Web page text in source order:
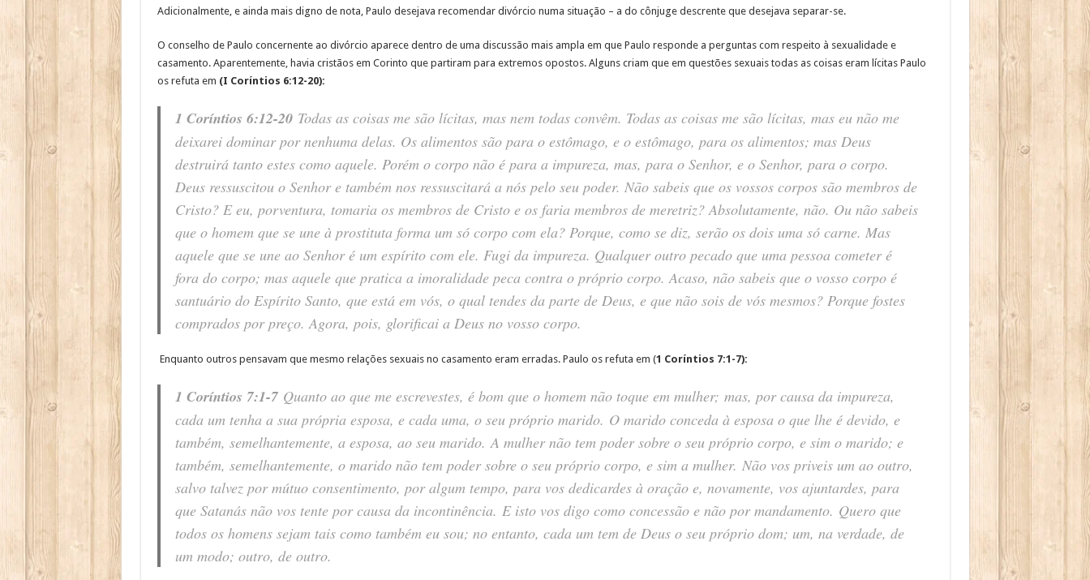
Adicionalmente, e ainda mais digno de nota, Paulo desejava recomendar divórcio numa situação – a do cônjuge descrente que desejava separar-se.
O conselho de Paulo concernente ao divórcio aparece dentro de uma discussão mais ampla em que Paulo responde a perguntas com respeito à sexualidade e
casamento. Aparentemente, havia cristãos em Corinto que partiram para extremos opostos. Alguns criam que em questões sexuais todas as coisas eram lícitas Paulo
os refuta em (I Coríntios 6:12-20):
1 Coríntios 6:12-20Todas as coisas me são lícitas, mas nem todas convêm. Todas as coisas me são lícitas, mas eu não me
deixarei dominar por nenhuma delas. Os alimentos são para o estômago, e o estômago, para os alimentos; mas Deus
destruirá tanto estes como aquele. Porém o corpo não é para a impureza, mas, para o Senhor, e o Senhor, para o corpo.
Deus ressuscitou o Senhor e também nos ressuscitará a nós pelo seu poder. Não sabeis que os vossos corpos são membros de
Cristo? E eu, porventura, tomaria os membros de Cristo e os faria membros de meretriz? Absolutamente, não. Ou não sabeis
que o homem que se une à prostituta forma um só corpo com ela? Porque, como se diz, serão os dois uma só carne. Mas
aquele que se une ao Senhor é um espírito com ele. Fugi da impureza. Qualquer outro pecado que uma pessoa cometer é
fora do corpo; mas aquele que pratica a imoralidade peca contra o próprio corpo. Acaso, não sabeis que o vosso corpo é
santuário do Espírito Santo, que está em vós, o qual tendes da parte de Deus, e que não sois de vós mesmos? Porque fostes
comprados por preço. Agora, pois, glorificai a Deus no vosso corpo.
Enquanto outros pensavam que mesmo relações sexuais no casamento eram erradas. Paulo os refuta em (1 Coríntios 7:1-7):
1 Coríntios 7:1-7Quanto ao que me escrevestes, é bom que o homem não toque em mulher; mas, por causa da impureza,
cada um tenha a sua própria esposa, e cada uma, o seu próprio marido. O marido conceda à esposa o que lhe é devido, e
também, semelhantemente, a esposa, ao seu marido. A mulher não tem poder sobre o seu próprio corpo, e sim o marido; e
também, semelhantemente, o marido não tem poder sobre o seu próprio corpo, e sim a mulher. Não vos priveis um ao outro,
salvo talvez por mútuo consentimento, por algum tempo, para vos dedicardes à oração e, novamente, vos ajuntardes, para
que Satanás não vos tente por causa da incontinência. E isto vos digo como concessão e não por mandamento. Quero que
todos os homens sejam tais como também eu sou; no entanto, cada um tem de Deus o seu próprio dom; um, na verdade, de
um modo; outro, de outro.